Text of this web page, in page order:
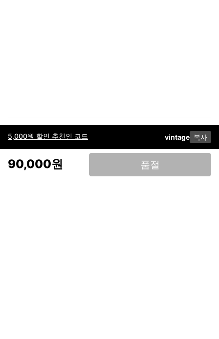
5,000원 할인 추천인 코드 vintage 복사
90,000원 품절
이용약관고객센터판매개인정보 처리방침사업자 정보다운로드